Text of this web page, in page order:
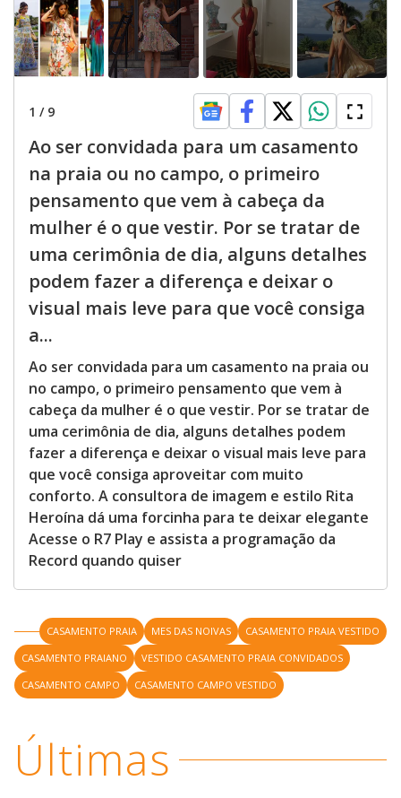
1 / 9
Ao ser convidada para um casamento
na praia ou no campo, o primeiro
pensamento que vem à cabeça da
mulher é o que vestir. Por se tratar de
uma cerimônia de dia, alguns detalhes
podem fazer a diferença e deixar o
visual mais leve para que você consiga
a...
Ao ser convidada para um casamento na praia ou
no campo, o primeiro pensamento que vem à
cabeça da mulher é o que vestir. Por se tratar de
uma cerimônia de dia, alguns detalhes podem
fazer a diferença e deixar o visual mais leve para
que você consiga aproveitar com muito
conforto. A consultora de imagem e estilo Rita
Heroína dá uma forcinha para te deixar elegante
Acesse o R7 Play e assista a programação da
Record quando quiser
CASAMENTO PRAIA MES DAS NOIVAS
CASAMENTO PRAIA VESTIDO
CASAMENTO PRAIANO
VESTIDO CASAMENTO PRAIA CONVIDADOS
CASAMENTO CAMPO
CASAMENTO CAMPO VESTIDO
Últimas